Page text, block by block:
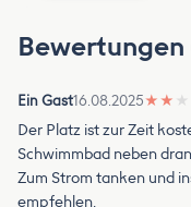
Bewertungen
Ein Gast16.08.2025★ ★ ★
Der Platz ist zur Zeit
Schwimmbad neben
Zum Strom tanken und
empfehlen.